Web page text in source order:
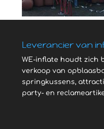
Leverancier van
WE-inflate houdt zich
verkoop van
springkussens,
party- en